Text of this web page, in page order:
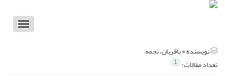
Toggle
نویسنده =باقریان، نجمه
تعداد مقالات: 1